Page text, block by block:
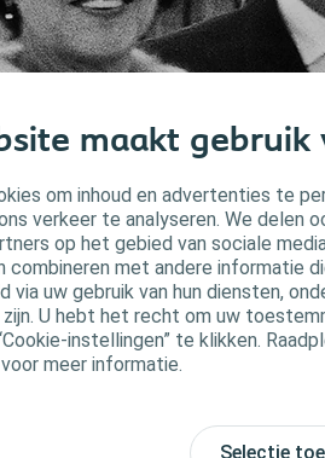
maakt gebruik
om inhoud en advertenties te
verkeer te analyseren. We delen
op het gebied van sociale
combineren met andere informatie
via uw gebruik van hun diensten,
U hebt het recht om uw
instellingen” te klikken.
meer informatie.
Selectie
verhaal
bedrijf weerspiegelt de passie, ambitie en
vond het eerste zelfklevende
te halen. Aage Louis-Hansen en zijn
dankzij hun grote betrokkenheid en
vandaag leven mensen met een